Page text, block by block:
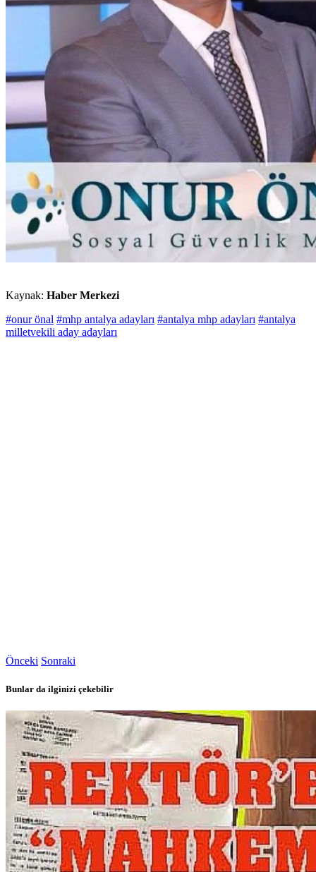
Kaynak: Haber Merkezi
#onur önal #mhp antalya adayları #antalya mhp adayları #antalya
milletvekili aday adayları
Önceki Sonraki
Bunlar da ilginizi çekebilir